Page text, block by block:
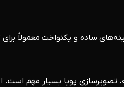
ساده و یکنواخت معمولاً
تصویرسازی پویا بسیار مهم